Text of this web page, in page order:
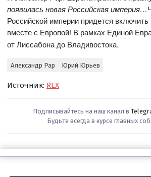
появилась новая Российская империя…
Российской империи придется
вместе с Европой! В рамках Единой
от Лиссабона до Владивостока.
Александр Рар Юрий Юрьев
Источник: REX
Подписывайтесь на наш канал в
Будьте всегда в курсе главных